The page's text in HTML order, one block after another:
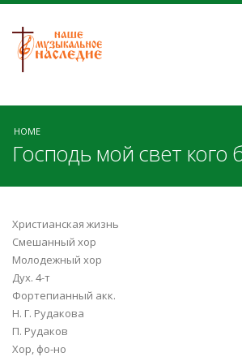
HOME
Господь мой свет кого
Христианская жизнь
Смешанный хор
Молодежный хор
Дух. 4-т
Фортепианный акк.
Н. Г. Рудакова
П. Рудаков
Хор, фо-но